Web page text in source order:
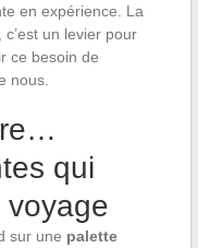
en expérience. La
c’est un levier pour
ce besoin de
nous.
qui
voyage
sur une palette